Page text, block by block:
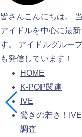
皆さんこんにちは。
アイドルを中心に最
す。 アイドルグルー
も発信しています！
HOME
K-POP関連
IVE
驚きの若さ！
調査